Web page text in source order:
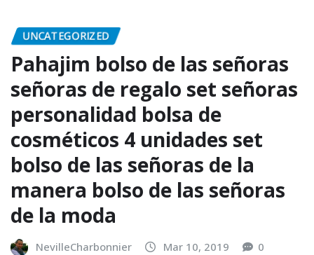
UNCATEGORIZED
Pahajim bolso de las señoras
señoras de regalo set señoras
personalidad bolsa de
cosméticos 4 unidades set
bolso de las señoras de la
manera bolso de las señoras
de la moda
NevilleCharbonnier Mar 10, 2019 0